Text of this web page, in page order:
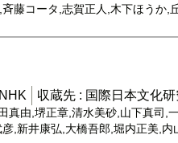
藤コータ,志賀正人,木下ほうか,
NHK 収蔵先 : 国際日本文化
真由,堺正章,清水美砂,山下真司,
,新井康弘,大橋吾郎,堀内正美,内